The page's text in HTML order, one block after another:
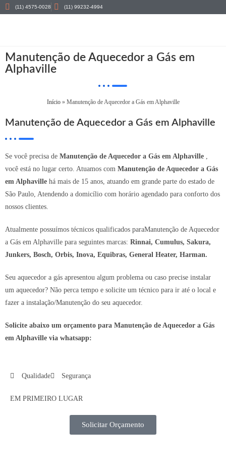
(11) 4575-0028 (11) 99232-4994
Manutenção de Aquecedor a Gás em
Alphaville
Início» Manutenção de Aquecedor a Gás em Alphaville
Manutenção de Aquecedor a Gás em Alphaville
Se você precisa de Manutenção de Aquecedor a Gás em Alphaville ,
você está no lugar certo. Atuamos com Manutenção de Aquecedor a Gás
em Alphaville há mais de 15 anos, atuando em grande parte do estado de
São Paulo, Atendendo a domicílio com horário agendado para conforto dos
nossos clientes.
Atualmente possuímos técnicos qualificados paraManutenção de Aquecedor
a Gás em Alphaville para seguintes marcas: Rinnai, Cumulus, Sakura,
Junkers, Bosch, Orbis, Inova, Equibras, General Heater, Harman.
Seu aquecedor a gás apresentou algum problema ou caso precise instalar
um aquecedor? Não perca tempo e solicite um técnico para ir até o local e
fazer a instalação/Manutenção do seu aquecedor.
Solicite abaixo um orçamento para Manutenção de Aquecedor a Gás
em Alphaville via whatsapp:
Solicitar Orçamento
Qualidade Segurança
EM PRIMEIRO LUGAR